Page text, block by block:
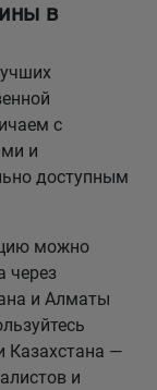
в
с
и
доступным
можно
через
и Алматы
Казахстана —
и